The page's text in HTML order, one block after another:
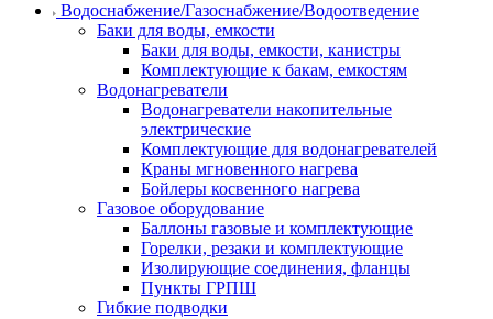
Водоснабжение/Газоснабжение/Водоотведение
Баки для воды, емкости
Баки для воды, емкости, канистры
Комплектующие к бакам, емкостям
Водонагреватели
Водонагреватели накопительные
электрические
Комплектующие для водонагревателей
Краны мгновенного нагрева
Бойлеры косвенного нагрева
Газовое оборудование
Баллоны газовые и комплектующие
Горелки, резаки и комплектующие
Изолирующие соединения, фланцы
Пункты ГРПШ
Гибкие подводки